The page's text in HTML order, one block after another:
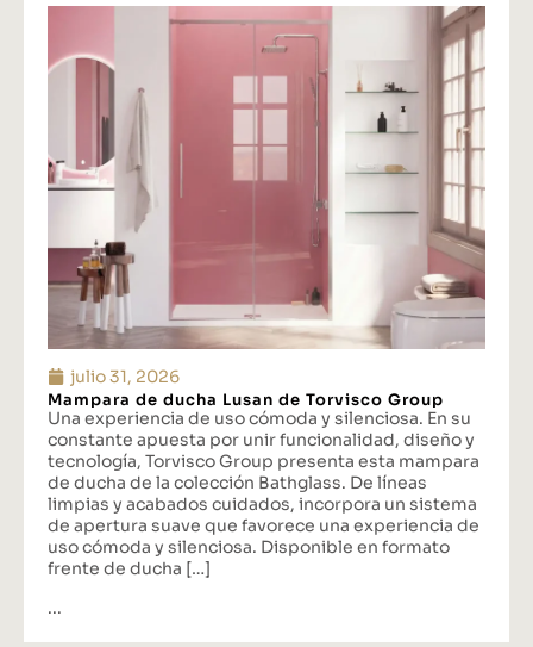
julio 31, 2026
Mampara de ducha Lusan de Torvisco Group
Una experiencia de uso cómoda y silenciosa. En su
constante apuesta por unir funcionalidad, diseño y
tecnología, Torvisco Group presenta esta mampara
de ducha de la colección Bathglass. De líneas
limpias y acabados cuidados, incorpora un sistema
de apertura suave que favorece una experiencia de
uso cómoda y silenciosa. Disponible en formato
frente de ducha […]
...